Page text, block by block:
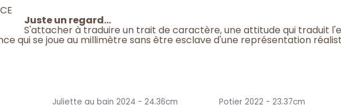
Juste un regard…
S'attacher à traduire un trait de caractère, une attitude qui traduit
qui se joue au millimètre sans être esclave d'une représentation
Juliette au bain 2024 - 24.36cm Potier 2022 - 23.37cm